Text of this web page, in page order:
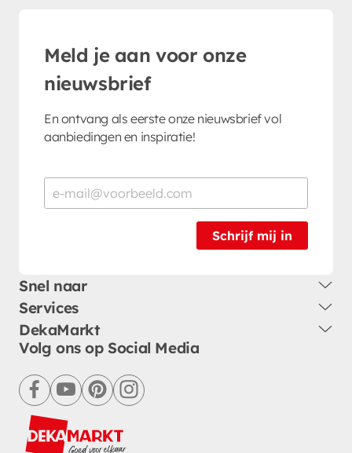
Meld je aan voor onze
nieuwsbrief
En ontvang als eerste onze nieuwsbrief vol
aanbiedingen en inspiratie!
Schrijf mij in
Snel naar
Services
DekaMarkt
Volg ons op Social Media
facebookyoutubepinterestinstagram